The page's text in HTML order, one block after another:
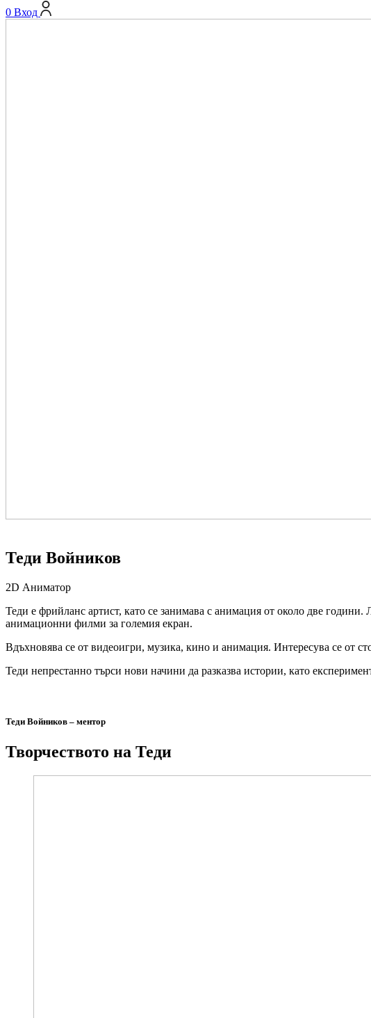
0 Вход
Теди Войников
2D Аниматор
Теди е фрийланс артист, като се занимава с анимация от около две
анимационни филми за големия екран.
Вдъхновява се от видеоигри, музика, кино и анимация. Интересува се от
Теди непрестанно търси нови начини да разказва истории, като
Теди Войников – ментор
Творчеството на Теди